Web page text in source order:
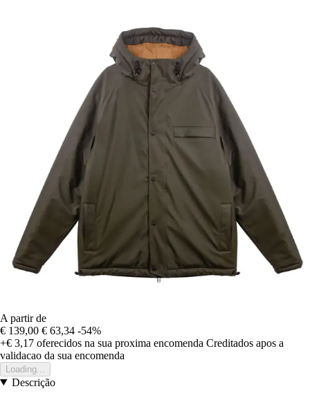
A partir de
€ 139,00 € 63,34 -54%
+€ 3,17 oferecidos na sua proxima encomenda Creditados apos a
validacao da sua encomenda
Loading...
Descrição